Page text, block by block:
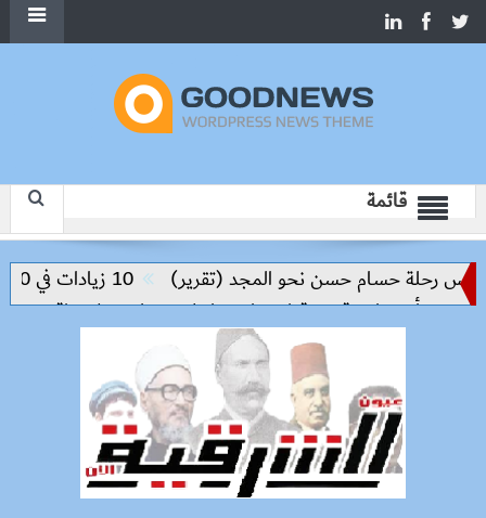
قائمة
رحلة حسام حسن نحو المجد (تقرير)
10 زيادات في 10 سنوات.. هل حان الوقت لرفع دعم البنزين نهائيا؟
ليفربول يراقب